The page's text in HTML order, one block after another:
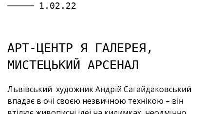
1.02.22
АРТ-ЦЕНТР Я ГАЛЕРЕЯ,
МИСТЕЦЬКИЙ АРСЕНАЛ
Львівський художник Андрій Сагайдаковський
впадає в очі своєю незвичною технікою – він